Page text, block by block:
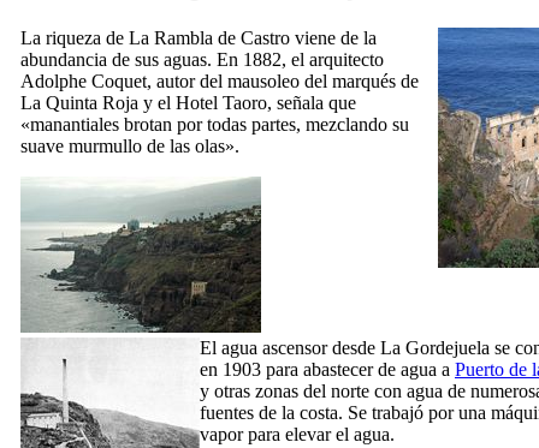
La riqueza de La Rambla de Castro viene de la
abundancia de sus aguas. En 1882, el arquitecto
Adolphe Coquet, autor del mausoleo del marqués de
La Quinta Roja y el Hotel Taoro, señala que
«manantiales brotan por todas partes, mezclando su
suave murmullo de las olas».
El agua ascensor desde La Gordejuela se
en 1903 para abastecer de agua a Puerto de
y otras zonas del norte con agua de
fuentes de la costa. Se trabajó por una
vapor para elevar el agua.